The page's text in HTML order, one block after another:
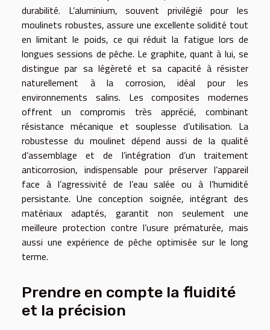
durabilité. L’aluminium, souvent privilégié pour les
moulinets robustes, assure une excellente solidité tout
en limitant le poids, ce qui réduit la fatigue lors de
longues sessions de pêche. Le graphite, quant à lui, se
distingue par sa légèreté et sa capacité à résister
naturellement à la corrosion, idéal pour les
environnements salins. Les composites modernes
offrent un compromis très apprécié, combinant
résistance mécanique et souplesse d’utilisation. La
robustesse du moulinet dépend aussi de la qualité
d’assemblage et de l’intégration d’un traitement
anticorrosion, indispensable pour préserver l’appareil
face à l’agressivité de l’eau salée ou à l’humidité
persistante. Une conception soignée, intégrant des
matériaux adaptés, garantit non seulement une
meilleure protection contre l’usure prématurée, mais
aussi une expérience de pêche optimisée sur le long
terme.
Prendre en compte la fluidité
et la précision